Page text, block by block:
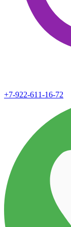
+7-922-611-16-72